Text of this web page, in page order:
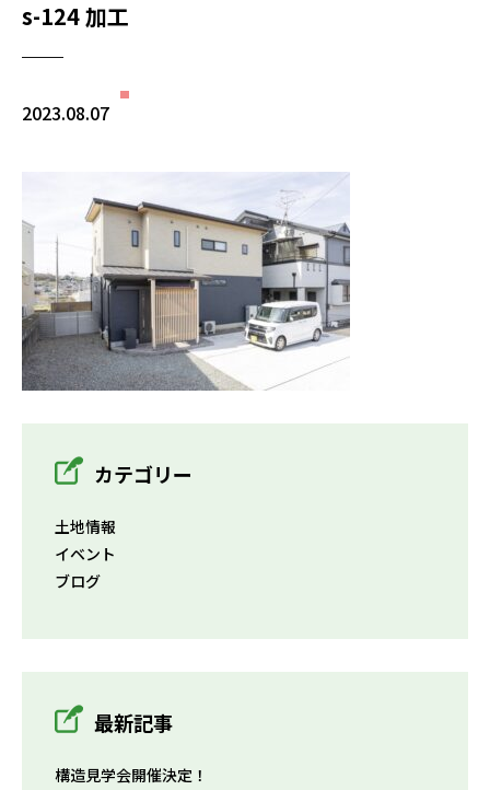
s-124 加工
2023.08.07
カテゴリー
土地情報
イベント
ブログ
最新記事
構造見学会開催決定！